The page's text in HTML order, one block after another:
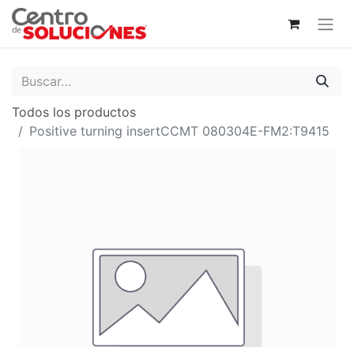
Todos los productos
Positive turning insertCCMT 080304E-FM2:T9415